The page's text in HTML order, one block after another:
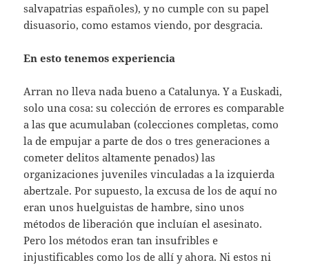
salvapatrias españoles), y no cumple con su papel
disuasorio, como estamos viendo, por desgracia.
En esto tenemos experiencia
Arran no lleva nada bueno a Catalunya. Y a Euskadi,
solo una cosa: su colección de errores es comparable
a las que acumulaban (colecciones completas, como
la de empujar a parte de dos o tres generaciones a
cometer delitos altamente penados) las
organizaciones juveniles vinculadas a la izquierda
abertzale. Por supuesto, la excusa de los de aquí no
eran unos huelguistas de hambre, sino unos
métodos de liberación que incluían el asesinato.
Pero los métodos eran tan insufribles e
injustificables como los de allí y ahora. Ni estos ni